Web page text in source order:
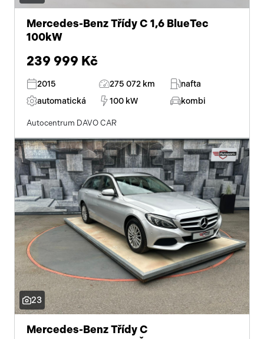
Mercedes-Benz Třídy C 1,6 BlueTec
100kW
239 999 Kč
2015 275 072 km
nafta
automatická
100 kW kombi
Autocentrum DAVO CAR
23
Mercedes-Benz Třídy C